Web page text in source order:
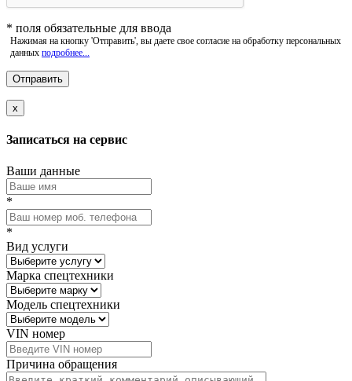
* поля обязательные для ввода
Нажимая на кнопку 'Отправить', вы даете свое согласие на обработку персональных
данных подробнее...
x
Записаться на сервис
Ваши данные
*
*
Вид услуги
Марка спецтехники
Модель спецтехники
VIN номер
Причина обращения